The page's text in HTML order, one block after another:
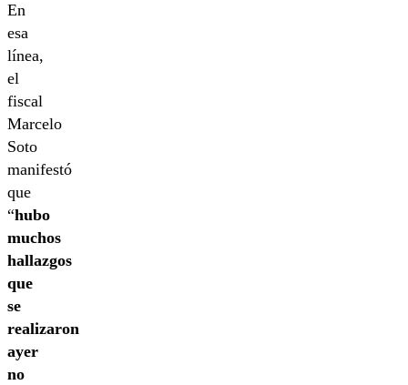
En
esa
línea,
el
fiscal
Marcelo
Soto
manifestó
que
“hubo
muchos
hallazgos
que
se
realizaron
ayer
no